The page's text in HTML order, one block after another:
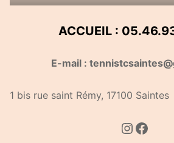
ACCUEIL :
E-mail :
1 bis rue saint Rémy, 17100 Saintes